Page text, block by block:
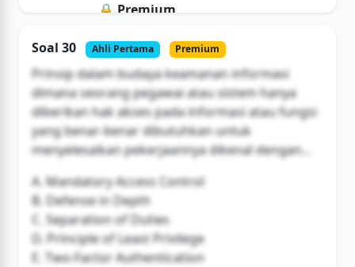
🔒 Premium
Buka Akses
Soal 30 Ahli Pertama Premium
Prinsip dalam budaya keamanan informasi
dimana seorang pegawai atau sistem hanya
diberikan hak akses pada informasi atau fungsi
yang benar-benar dibutuhkan untuk
menyelesaikan pekerjaannya dikenal dengan...
A. Mandatory Access Control
B. Defense in Depth
C. Separation of Duties
D. Principle of Least Privilege
E. Two-Factor Authentication